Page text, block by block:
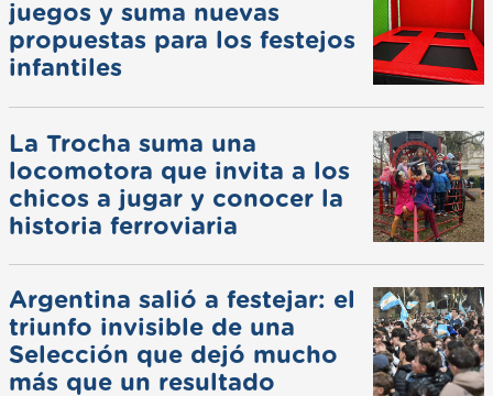
juegos y suma nuevas
propuestas para los festejos
infantiles
La Trocha suma una
locomotora que invita a los
chicos a jugar y conocer la
historia ferroviaria
Argentina salió a festejar: el
triunfo invisible de una
Selección que dejó mucho
más que un resultado